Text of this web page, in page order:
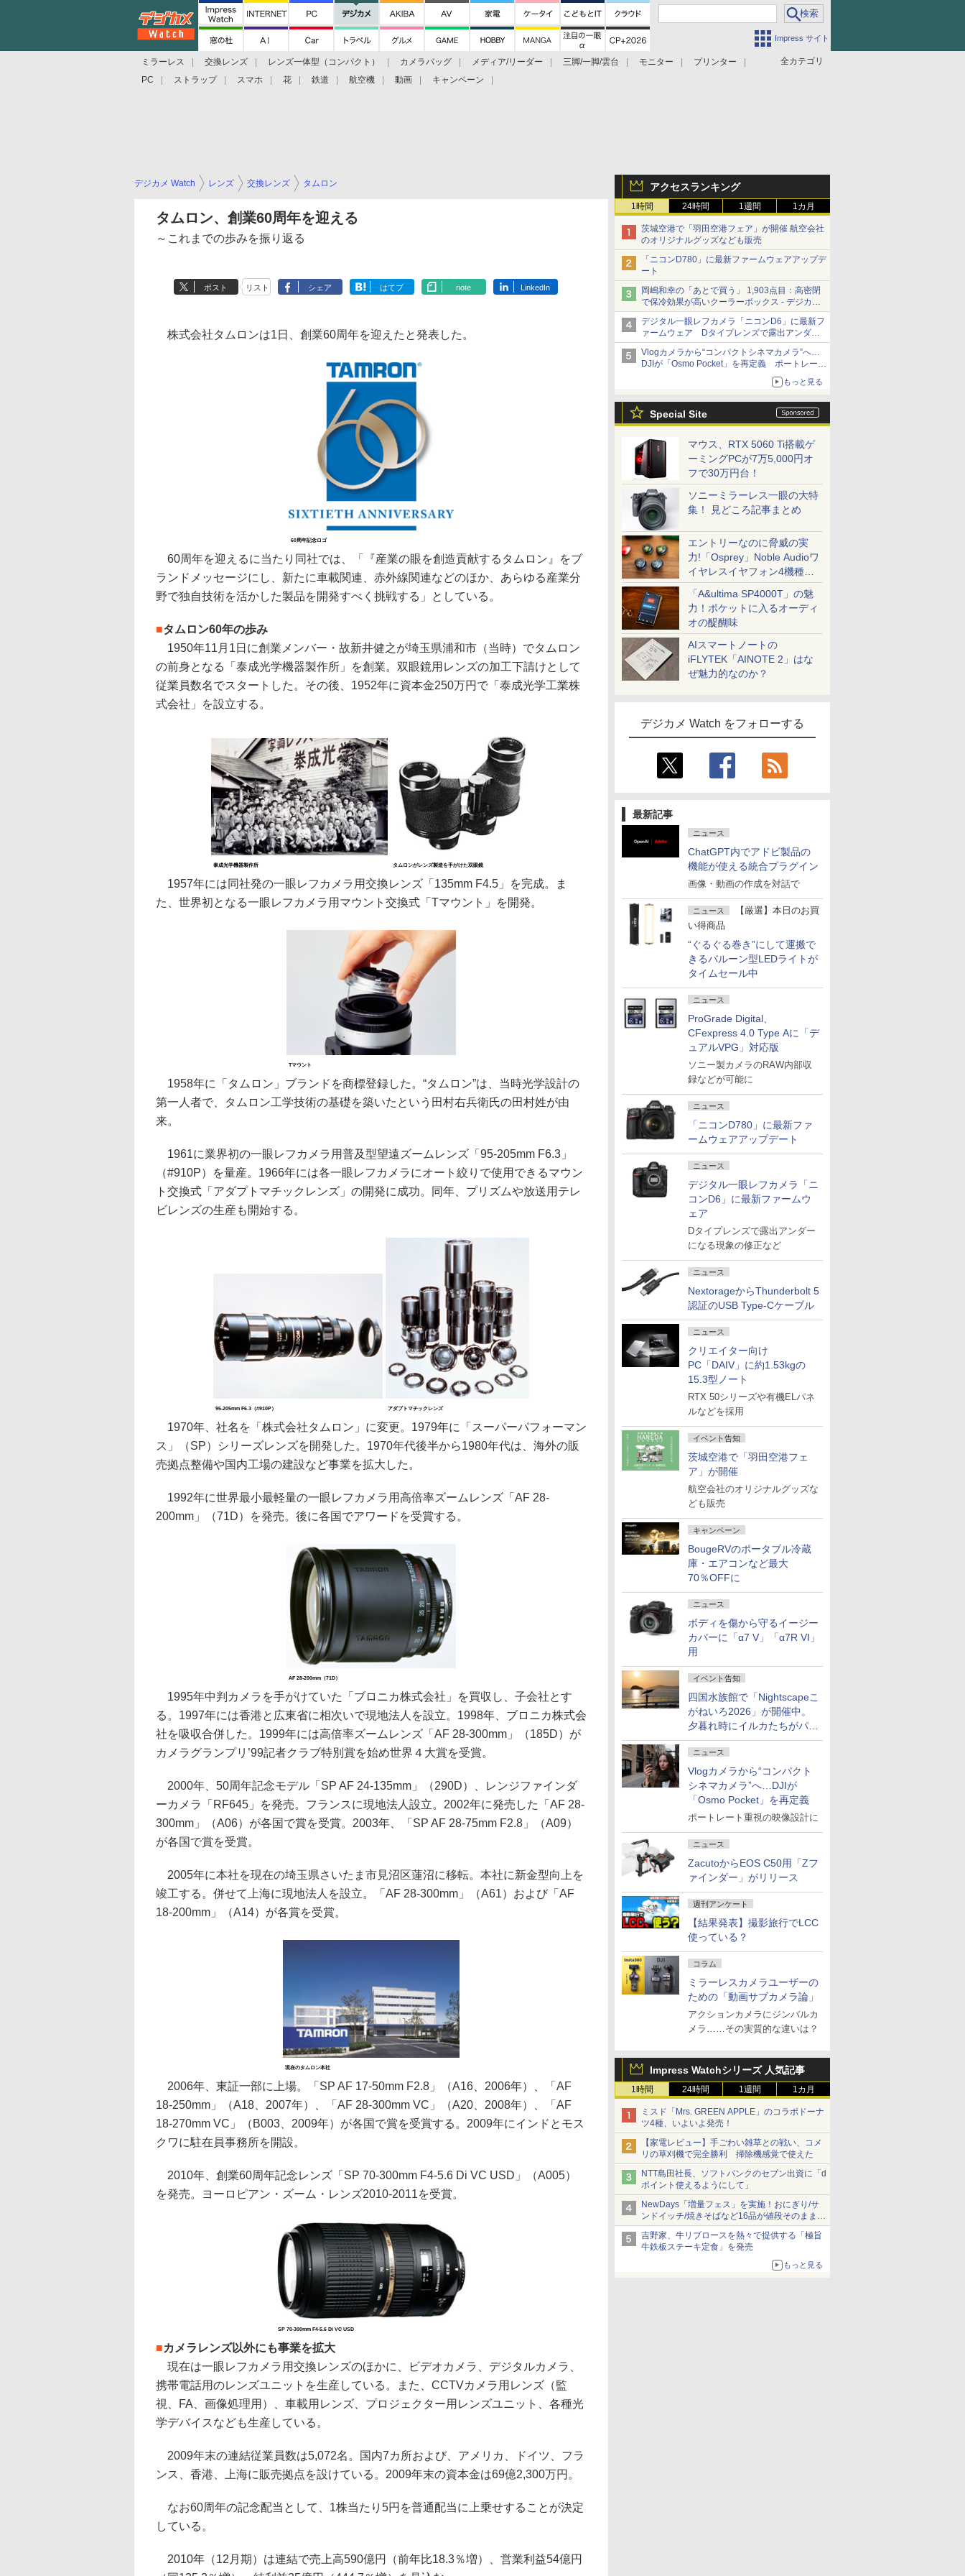
Impress サイト
全カテゴリ
ミラーレス 交換レンズ レンズ一体型（コンパクト） カメラバッグ メディア/リーダー 三脚/一脚/雲台 モニター
プリンター
PC
ストラップ スマホ 花 鉄道 航空機 動画 キャンペーン
アクセスランキング
1時間 24時間 1週間 1カ月
茨城空港で「羽田空港フェア」が開催 航空会社
のオリジナルグッズなども販売
「ニコンD780」に最新ファームウェアアップデ
ート
岡嶋和幸の「あとで買う」 1,903点目：高密閉
で保冷効果が高いクーラーボックス - デジカメ
Watch
デジタル一眼レフカメラ「ニコンD6」に最新フ
ァームウェア Dタイプレンズで露出アンダー
になる現象の修正など
Vlogカメラから“コンパクトシネマカメラ”へ…
DJIが「Osmo Pocket」を再定義 ポートレート
もっと見る
Special Site
マウス、RTX 5060 Ti搭載ゲ
ーミングPCが7万5,000円オ
フで30万円台！
ソニーミラーレス一眼の大特
集！ 見どころ記事まとめ
エントリーなのに脅威の実
力!「Osprey」Noble Audioワ
イヤレスイヤフォン4機種を
一気に聴く
「A&ultima SP4000T」の魅
力！ポケットに入るオーディ
オの醍醐味
AIスマートノートの
iFLYTEK「AINOTE 2」はな
ぜ魅力的なのか？
デジカメ Watch をフォローする
最新記事
ニュース
ChatGPT内でアドビ製品の
機能が使える統合プラグイン
画像・動画の作成を対話で
ニュース
【厳選】本日のお買
い得商品
“ぐるぐる巻き”にして運搬で
きるバルーン型LEDライトが
タイムセール中
ニュース
ProGrade Digital、
CFexpress 4.0 Type Aに「デ
ュアルVPG」対応版
ソニー製カメラのRAW内部収
録などが可能に
ニュース
「ニコンD780」に最新ファ
ームウェアアップデート
ニュース
デジタル一眼レフカメラ「ニ
コンD6」に最新ファームウ
ェア
Dタイプレンズで露出アンダー
になる現象の修正など
ニュース
NextorageからThunderbolt 5
認証のUSB Type-Cケーブル
ニュース
クリエイター向け
PC「DAIV」に約1.53kgの
15.3型ノート
RTX 50シリーズや有機ELパネ
ルなどを採用
イベント告知
茨城空港で「羽田空港フェ
ア」が開催
航空会社のオリジナルグッズな
ども販売
キャンペーン
BougeRVのポータブル冷蔵
庫・エアコンなど最大
70％OFFに
ニュース
ボディを傷から守るイージー
カバーに「α7 V」「α7R VI」
用
イベント告知
四国水族館で「Nightscapeこ
がねいろ2026」が開催中。
夕暮れ時にイルカたちがパフ
ォーマンスを繰り広げる
ニュース
Vlogカメラから“コンパクト
シネマカメラ”へ…DJIが
「Osmo Pocket」を再定義
ポートレート重視の映像設計に
ニュース
ZacutoからEOS C50用「Zフ
ァインダー」がリリース
週刊アンケート
【結果発表】撮影旅行でLCC
使っている？
コラム
ミラーレスカメラユーザーの
ための「動画サブカメラ論」
アクションカメラにジンバルカ
メラ……その実質的な違いは？
Impress Watchシリーズ 人気記事
1時間 24時間 1週間 1カ月
ミスド「Mrs. GREEN APPLE」のコラボドーナ
ツ4種、いよいよ発売！
【家電レビュー】手ごわい雑草との戦い、コメ
リの草刈機で完全勝利 掃除機感覚で使えた
NTT島田社長、ソフトバンクのセブン出資に「d
ポイント使えるようにして」
NewDays「増量フェス」を実施！おにぎり/サ
ンドイッチ/焼きそばなど16品が値段そのままで
ボリュームアップ
吉野家、牛リブロースを熱々で提供する「極旨
牛鉄板ステーキ定食」を発売
もっと見る
デジカメ Watch レンズ 交換レンズ タムロン
タムロン、創業60周年を迎える
～これまでの歩みを振り返る
ポスト リスト シェア はてブ note LinkedIn
株式会社タムロンは1日、創業60周年を迎えたと発表した。
60周年記念ロゴ
60周年を迎えるに当たり同社では、「『産業の眼を創造貢献するタムロン』をブ
ランドメッセージにし、新たに車載関連、赤外線関連などのほか、あらゆる産業分
野で独自技術を活かした製品を開発すべく挑戦する」としている。
■タムロン60年の歩み
1950年11月1日に創業メンバー・故新井健之が埼玉県浦和市（当時）でタムロン
の前身となる「泰成光学機器製作所」を創業。双眼鏡用レンズの加工下請けとして
従業員数名でスタートした。その後、1952年に資本金250万円で「泰成光学工業株
式会社」を設立する。
泰成光学機器製作所 タムロンがレンズ製造を手がけた双眼鏡
1957年には同社発の一眼レフカメラ用交換レンズ「135mm F4.5」を完成。ま
た、世界初となる一眼レフカメラ用マウント交換式「Tマウント」を開発。
Tマウント
1958年に「タムロン」ブランドを商標登録した。“タムロン”は、当時光学設計の
第一人者で、タムロン工学技術の基礎を築いたという田村右兵衛氏の田村姓が由
来。
1961に業界初の一眼レフカメラ用普及型望遠ズームレンズ「95-205mm F6.3」
（#910P）を量産。1966年には各一眼レフカメラにオート絞りで使用できるマウン
ト交換式「アダプトマチックレンズ」の開発に成功。同年、プリズムや放送用テレ
ビレンズの生産も開始する。
95-205mm F6.3（#910P） アダプトマチックレンズ
1970年、社名を「株式会社タムロン」に変更。1979年に「スーパーパフォーマン
ス」（SP）シリーズレンズを開発した。1970年代後半から1980年代は、海外の販
売拠点整備や国内工場の建設など事業を拡大した。
1992年に世界最小最軽量の一眼レフカメラ用高倍率ズームレンズ「AF 28-
200mm」（71D）を発売。後に各国でアワードを受賞する。
AF 28-200mm（71D）
1995年中判カメラを手がけていた「ブロニカ株式会社」を買収し、子会社とす
る。1997年には香港と広東省に相次いで現地法人を設立。1998年、ブロニカ株式会
社を吸収合併した。1999年には高倍率ズームレンズ「AF 28-300mm」（185D）が
カメラグランプリ’99記者クラブ特別賞を始め世界４大賞を受賞。
2000年、50周年記念モデル「SP AF 24-135mm」（290D）、レンジファインダ
ーカメラ「RF645」を発売。フランスに現地法人設立。2002年に発売した「AF 28-
300mm」（A06）が各国で賞を受賞。2003年、「SP AF 28-75mm F2.8」（A09）
が各国で賞を受賞。
2005年に本社を現在の埼玉県さいたま市見沼区蓮沼に移転。本社に新金型向上を
竣工する。併せて上海に現地法人を設立。「AF 28-300mm」（A61）および「AF
18-200mm」（A14）が各賞を受賞。
現在のタムロン本社
2006年、東証一部に上場。「SP AF 17-50mm F2.8」（A16、2006年）、「AF
18-250mm」（A18、2007年）、「AF 28-300mm VC」（A20、2008年）、「AF
18-270mm VC」（B003、2009年）が各国で賞を受賞する。2009年にインドとモス
クワに駐在員事務所を開設。
2010年、創業60周年記念レンズ「SP 70-300mm F4-5.6 Di VC USD」（A005）
を発売。ヨーロピアン・ズーム・レンズ2010-2011を受賞。
SP 70-300mm F4-5.6 Di VC USD
■カメラレンズ以外にも事業を拡大
現在は一眼レフカメラ用交換レンズのほかに、ビデオカメラ、デジタルカメラ、
携帯電話用のレンズユニットを生産している。また、CCTVカメラ用レンズ（監
視、FA、画像処理用）、車載用レンズ、プロジェクター用レンズユニット、各種光
学デバイスなども生産している。
2009年末の連結従業員数は5,072名。国内7カ所および、アメリカ、ドイツ、フラ
ンス、香港、上海に販売拠点を設けている。2009年末の資本金は69億2,300万円。
なお60周年の記念配当として、1株当たり5円を普通配当に上乗せすることが決定
している。
2010年（12月期）は連結で売上高590億円（前年比18.3％増）、営業利益54億円